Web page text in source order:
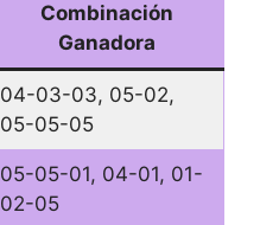
Combinación
Ganadora
04-03-03, 05-02,
05-05-05
05-05-01, 04-01, 01-
02-05